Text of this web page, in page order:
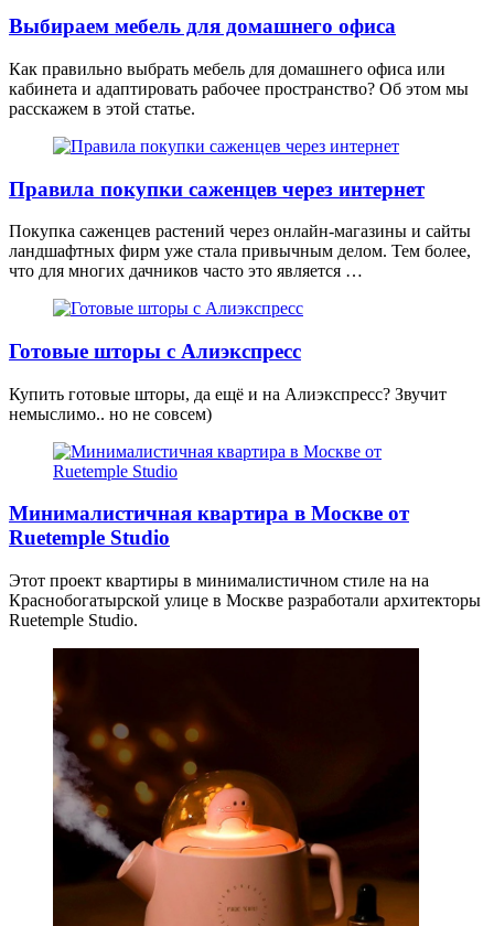
Выбираем мебель для домашнего офиса
Как правильно выбрать мебель для домашнего офиса или
кабинета и адаптировать рабочее пространство? Об этом мы
расскажем в этой статье.
Правила покупки саженцев через интернет
Покупка саженцев растений через онлайн-магазины и сайты
ландшафтных фирм уже стала привычным делом. Тем более,
что для многих дачников часто это является …
Готовые шторы с Алиэкспресс
Купить готовые шторы, да ещё и на Алиэкспресс? Звучит
немыслимо.. но не совсем)
Минималистичная квартира в Москве от
Ruetemple Studio
Этот проект квартиры в минималистичном стиле на на
Краснобогатырской улице в Москве разработали архитекторы
Ruetemple Studio.